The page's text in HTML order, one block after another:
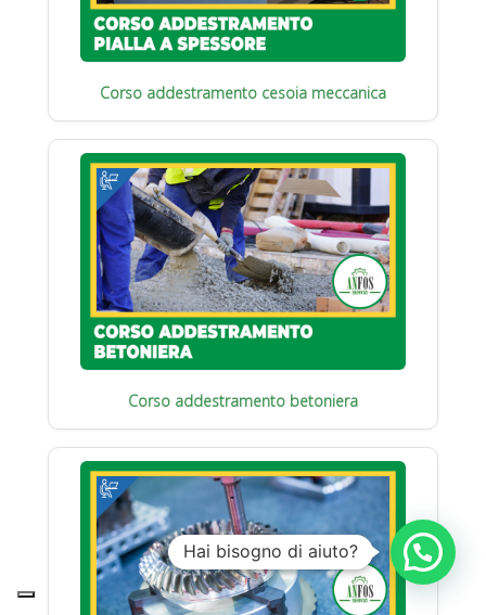
Corso addestramento cesoia meccanica
Corso addestramento betoniera
Hai bisogno di aiuto?